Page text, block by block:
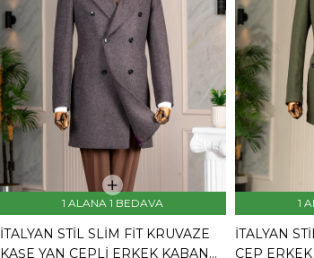
1 ALANA 1 BEDAVA
İTALYAN STIL SLIM FIT KRUVAZE
KAŞE YAN CEPLI ERKEK KABAN
1
İTALYAN
CEP